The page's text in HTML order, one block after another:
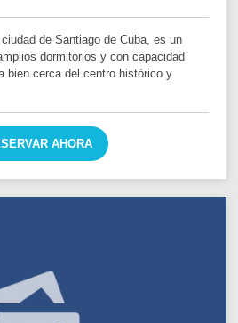
de Santiago de Cuba, es un
dormitorios y con capacidad
bien cerca del centro histórico y
AHORA